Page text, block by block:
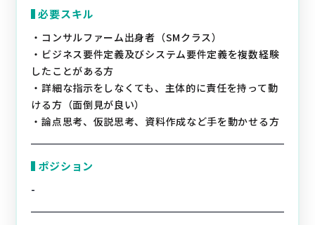
必要スキル
・コンサルファーム出身者（SMクラス）
・ビジネス要件定義及びシステム要件定義を複数経験
したことがある方
・詳細な指示をしなくても、主体的に責任を持って動
ける方（面倒見が良い）
・論点思考、仮説思考、資料作成など手を動かせる方
ポジション
-